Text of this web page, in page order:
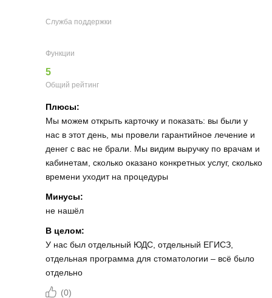
Служба поддержки
Функции
5
Общий рейтинг
Плюсы:
Мы можем открыть карточку и показать: вы были у
нас в этот день, мы провели гарантийное лечение и
денег с вас не брали. Мы видим выручку по врачам и
кабинетам, сколько оказано конкретных услуг, сколько
времени уходит на процедуры
Минусы:
не нашёл
В целом:
У нас был отдельный ЮДС, отдельный ЕГИСЗ,
отдельная программа для стоматологии – всё было
отдельно
(0)